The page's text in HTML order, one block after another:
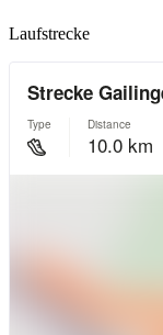
Laufstrecke